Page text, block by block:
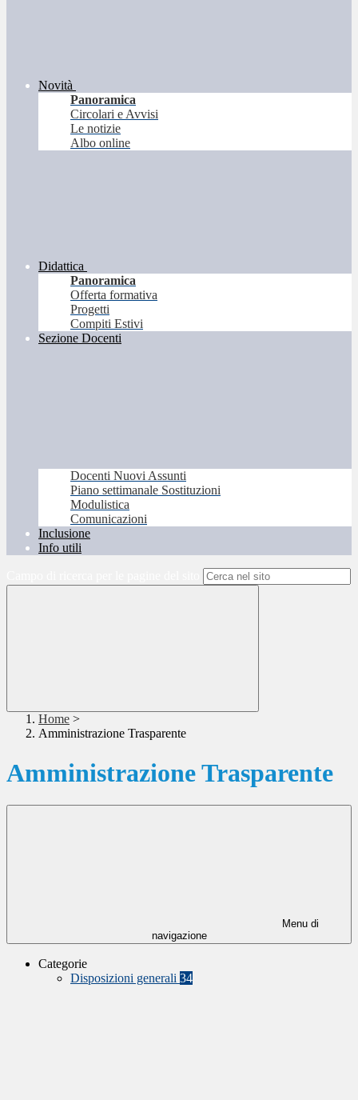
Novità
Panoramica
Circolari e Avvisi
Le notizie
Albo online
Didattica
Panoramica
Offerta formativa
Progetti
Compiti Estivi
Sezione Docenti
Docenti Nuovi Assunti
Piano settimanale Sostituzioni
Modulistica
Comunicazioni
Inclusione
Info utili
Home >
Amministrazione Trasparente
Amministrazione Trasparente
Menu di
navigazione
Categorie
Disposizioni generali 34